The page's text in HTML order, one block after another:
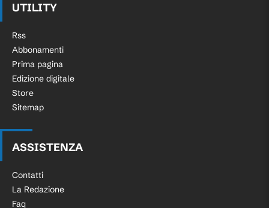
UTILITY
Rss
Abbonamenti
Prima pagina
Edizione digitale
Store
Sitemap
ASSISTENZA
Contatti
La Redazione
Faq